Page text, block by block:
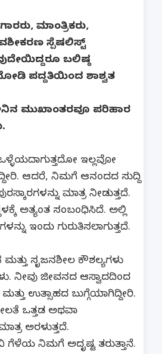
ಮಾಂತ್ರಿಕರು,
ವಶೀಕರಣ ಸ್ಪೆಷಲಿಸ್ಟ್
ಬಲಿಷ್ಠ
ಪದ್ದತಿಯಿಂದ ಶಾಶ್ವತ
ಮುಖಾಂತರವೂ ಪರಿಹಾರ
ಇಲ್ಲವೋ
ಆದರೆ, ನಿಮಗೆ ಆನಂದದ ಸುದ್ದಿ
ಮಾತ್ರ ನೀಡುತ್ತದೆ.
ಅತ್ಯಂತ ಸಂಬಂಧಿಸಿದೆ. ಅಲ್ಲಿ
ಇಂದು ಗುರುತಿಸಲಾಗುತ್ತದೆ.
ಸೃಜನಶೀಲ ಕೌಶಲ್ಯಗಳು
ನೀವು ಜೀವನದ ಆಸ್ವಾದದಿಂದ
ಉತ್ಸಾಹದ ಬುಗ್ಗೆಯಾಗಿದ್ದೀರಿ.
ಒತ್ತಡ ಅಥವಾ
ಅರಳುತ್ತದೆ.
ಗೆಳೆಯ ನಿಮಗೆ ಅದೃಷ್ಟ ತರುತ್ತಾನೆ.